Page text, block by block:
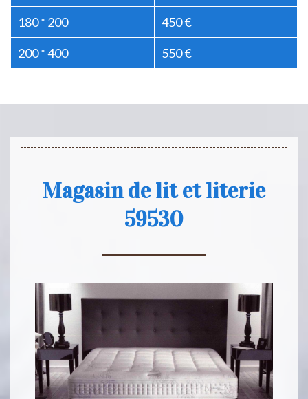
180 * 200 450 €
200 * 400 550 €
Magasin de lit et literie
59530